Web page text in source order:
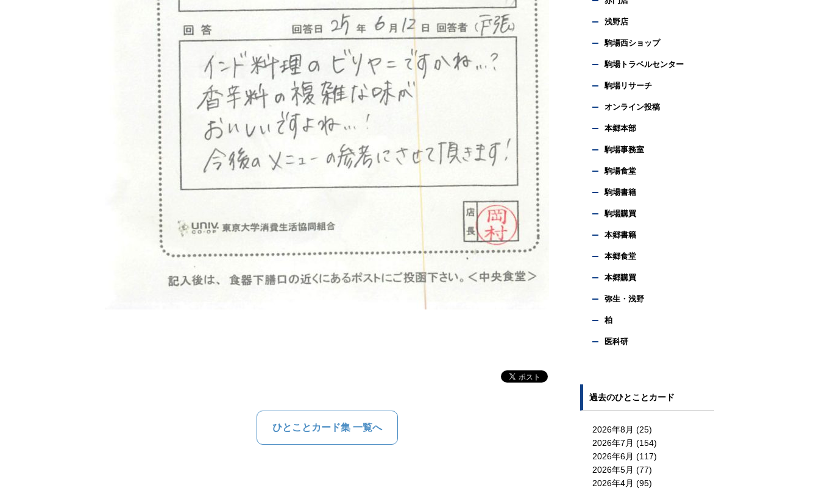
ひとことカード集 一覧へ
浅野店
駒場西ショップ
駒場トラベルセンター
駒場リサーチ
オンライン投稿
本郷本部
駒場事務室
駒場食堂
駒場書籍
駒場購買
本郷書籍
本郷食堂
本郷購買
弥生・浅野
柏
医科研
過去のひとことカード
2026年8月 (25)
2026年7月 (154)
2026年6月 (117)
2026年5月 (77)
2026年4月 (95)